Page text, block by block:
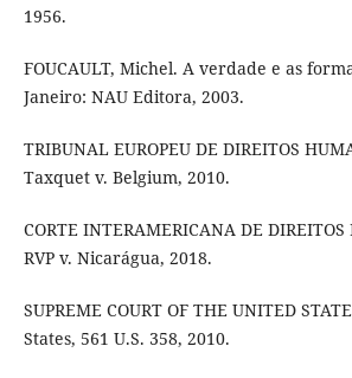
1956.
FOUCAULT, Michel. A verdade e as
Janeiro: NAU Editora, 2003.
TRIBUNAL EUROPEU DE DIREITOS
Taxquet v. Belgium, 2010.
CORTE INTERAMERICANA DE
RVP v. Nicarágua, 2018.
SUPREME COURT OF THE UNITED
States, 561 U.S. 358, 2010.